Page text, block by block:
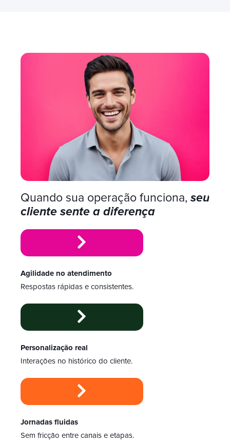
Quando sua operação funciona, seu
cliente sente a diferença
Agilidade no atendimento
Respostas rápidas e consistentes.
Personalização real
Interações no histórico do cliente.
Jornadas fluidas
Sem fricção entre canais e etapas.